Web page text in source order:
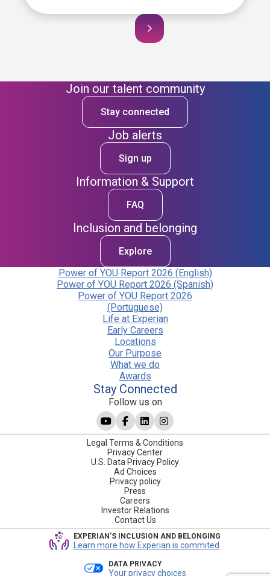
Join our talent community
Stay connected
Job alerts
Sign up
Information & Support
FAQ
Inclusion and belonging
Explore
Power of YOU Report 2026 (English)
Power of YOU Report 2026 (Spanish)
Power of YOU Report 2026
(Portuguese)
Life at Experian
Early Careers
Locations
Our Purpose
What we do
Awards
Stay Connected
Follow us on
Legal Terms & Conditions
Privacy Center
U.S. Data Privacy Policy
Ad Choices
Privacy policy
Press
Careers
Investor Relations
Contact Us
EXPERIAN'S INCLUSION AND BELONGING
Learn more how Experian is commited
DATA PRIVACY
Your privacy choices